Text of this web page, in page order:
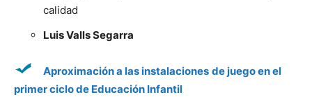
calidad
Luis Valls Segarra
Aproximación a las instalaciones de juego en el
primer ciclo de Educación Infantil